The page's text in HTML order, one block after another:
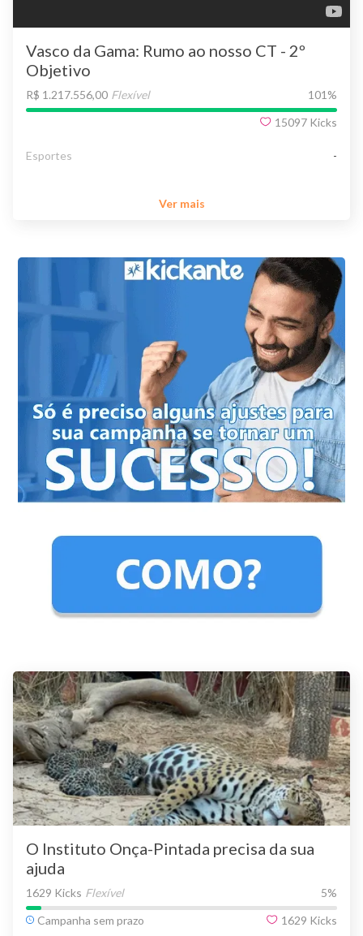
Vasco da Gama: Rumo ao nosso CT - 2º
Objetivo
R$ 1.217.556,00 Flexível 101 %
15097 Kicks
Esportes -
Ver mais
O Instituto Onça-Pintada precisa da sua
ajuda
1629 Kicks Flexível 5%
Campanha sem prazo
1629 Kicks